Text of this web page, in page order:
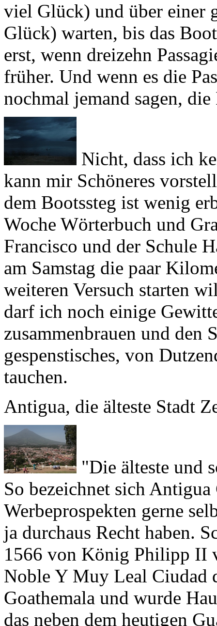
erst, wenn dreizehn
früher. Und wenn es die
nochmal jemand sagen,
kann mir Schöneres
dem Bootssteg ist wenig
Woche Wörterbuch und
Francisco und der Schule
am Samstag die paar
weiteren Versuch starten
darf ich noch einige
zusammenbrauen und den
gespenstisches, von
tauchen.
Antigua, die älteste Stadt
So bezeichnet sichAntigua
Werbeprospekten gerne
ja durchaus Recht haben.
1566 von König Philipp II
Noble Y Muy Leal Ciudad
Goathemalaund wurde
das neben dem heutigen
Salvador, Costa Rica und